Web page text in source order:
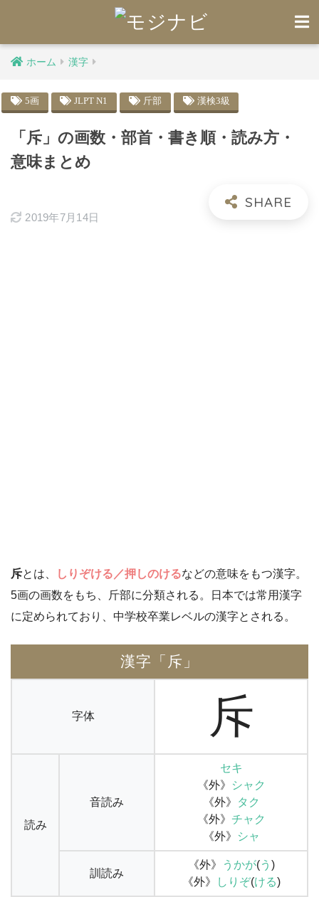
ホーム 漢字
5画 JLPT N1 斤部 漢検3級
「斥」の画数・部首・書き順・読み方・
意味まとめ
2019年7月14日
斥とは、 しりぞける／押しのけるなどの意味をもつ漢字。
5画の画数をもち、斤部に分類される。日本では常用漢字
に定められており、中学校卒業レベルの漢字とされる。
漢字「斥」
字体 斥
読み
音読み
セキ
《外》
シャク
《外》
タク
《外》 チャク
《外》
シャ
訓読み
《外》 うかが(う )
《外》
しりぞ(ける)